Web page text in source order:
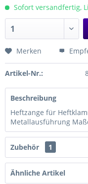
Sofort versandfertig,
Merken
Artikel-Nr.:
Beschreibung
Heftzange für
Metallausführung
Zubehör 1
Ähnliche Artikel